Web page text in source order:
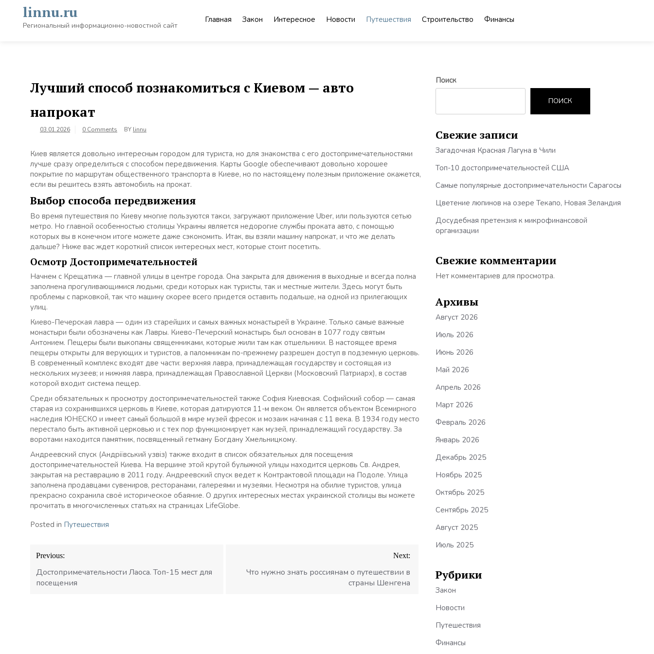
content
linnu.ru
Региональный информационно-новостной сайт
Главная Закон Интересное Новости Путешествия Строительство Финансы
Лучший способ познакомиться с Киевом — авто
напрокат
03.01.2026 0 Comments BY linnu
Киев является довольно интересным городом для туриста, но для знакомства с его достопримечательностями
лучше сразу определиться с способом передвижения. Карты Google обеспечивают довольно хорошее
покрытие по маршрутам общественного транспорта в Киеве, но по настоящему полезным приложение окажется,
если вы решитесь взять автомобиль на прокат.
Выбор способа передвижения
Во время путешествия по Киеву многие пользуются такси, загружают приложение Uber, или пользуются сетью
метро. Но главной особенностью столицы Украины является недорогие службы проката авто, с помощью
которых вы в конечном итоге можете даже сэкономить. Итак, вы взяли машину напрокат, и что же делать
дальше? Ниже вас ждет короткий список интересных мест, которые стоит посетить.
Осмотр Достопримечательностей
Начнем с Крещатика — главной улицы в центре города. Она закрыта для движения в выходные и всегда полна
заполнена прогуливающимися людьми, среди которых как туристы, так и местные жители. Здесь могут быть
проблемы с парковкой, так что машину скорее всего придется оставить подальше, на одной из прилегающих
улиц.
Киево-Печерская лавра — один из старейших и самых важных монастырей в Украине. Только самые важные
монастыри были обозначены как Лавры. Киево-Печерский монастырь был основан в 1077 году святым
Антонием. Пещеры были выкопаны священниками, которые жили там как отшельники. В настоящее время
пещеры открыты для верующих и туристов, а паломникам по-прежнему разрешен доступ в подземную церковь.
В современный комплекс входят две части: верхняя лавра, принадлежащая государству и состоящая из
нескольких музеев; и нижняя лавра, принадлежащая Православной Церкви (Московский Патриарх), в состав
которой входит система пещер.
Среди обязательных к просмотру достопримечательностей также София Киевская. Софийский собор — самая
старая из сохранившихся церковь в Киеве, которая датируются 11-м веком. Он является объектом Всемирного
наследия ЮНЕСКО и имеет самый большой в мире музей фресок и мозаик начиная с 11 века. В 1934 году место
перестало быть активной церковью и с тех пор функционирует как музей, принадлежащий государству. За
воротами находится памятник, посвященный гетману Богдану Хмельницкому.
Андреевский спуск (Андріївський узвіз) также входит в список обязательных для посещения
достопримечательностей Киева. На вершине этой крутой булыжной улицы находится церковь Св. Андрея,
закрытая на реставрацию в 2011 году. Андреевский спуск ведет к Контрактовой площади на Подоле. Улица
заполнена продавцами сувениров, ресторанами, галереями и музеями. Несмотря на обилие туристов, улица
прекрасно сохранила своё историческое обаяние. О других интересных местах украинской столицы вы можете
прочитать в многочисленных статьях на страницах LifeGlobe.
Posted in Путешествия
Навигация
по
записям
Previous:
Достопримечательности Лаоса. Топ-15 мест для
посещения
Next:
Что нужно знать россиянам о путешествии в
страны Шенгена
Поиск
ПОИСК
Свежие записи
Загадочная Красная Лагуна в Чили
Топ-10 достопримечательностей США
Самые популярные достопримечательности Сарагосы
Цветение люпинов на озере Текапо, Новая Зеландия
Досудебная претензия к микрофинансовой
организации
Свежие комментарии
Нет комментариев для просмотра.
Архивы
Август 2026
Июль 2026
Июнь 2026
Май 2026
Апрель 2026
Март 2026
Февраль 2026
Январь 2026
Декабрь 2025
Ноябрь 2025
Октябрь 2025
Сентябрь 2025
Август 2025
Июль 2025
Рубрики
Закон
Новости
Путешествия
Финансы